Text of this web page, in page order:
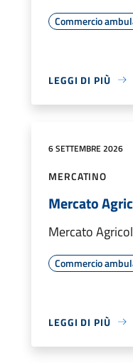
Commercio
LEGGI DI PIÙ
6 SETTEMBRE 2026
MERCATINO
Mercato
Mercato
Commercio
LEGGI DI PIÙ